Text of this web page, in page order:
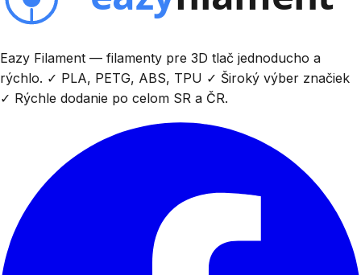
Eazy Filament — filamenty pre 3D tlač jednoducho a
rýchlo. ✓ PLA, PETG, ABS, TPU ✓ Široký výber značiek
✓ Rýchle dodanie po celom SR a ČR.